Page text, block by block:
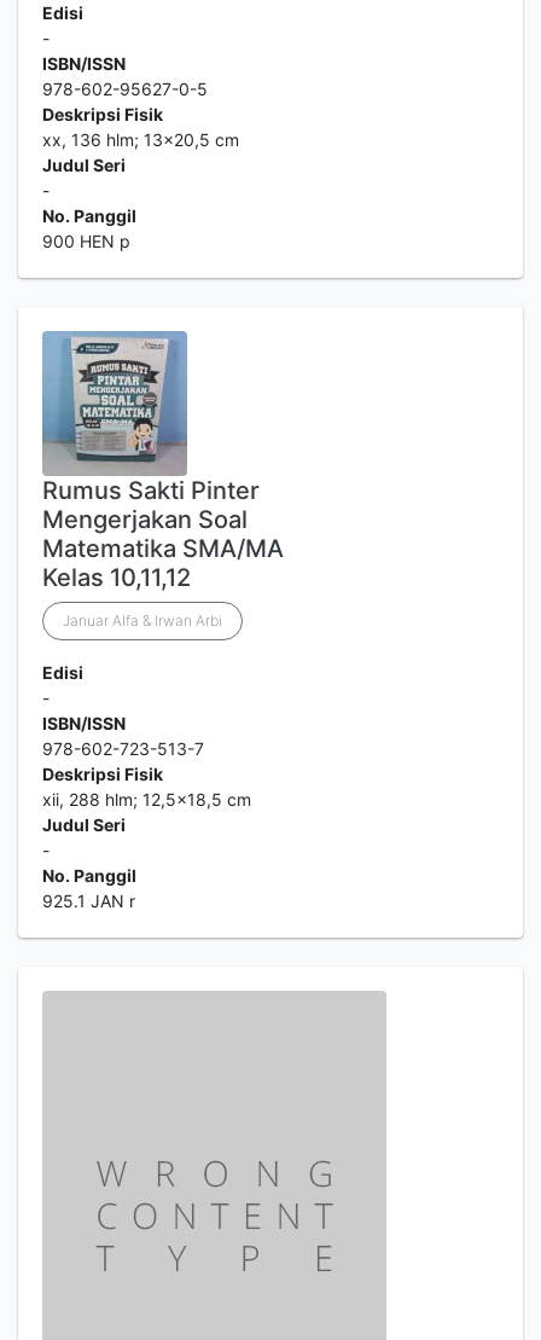
Edisi
-
ISBN/ISSN
978-602-95627-0-5
Deskripsi Fisik
xx, 136 hlm; 13x20,5 cm
Judul Seri
-
No. Panggil
900 HEN p
Rumus Sakti Pinter
Mengerjakan Soal
Matematika SMA/MA
Kelas 10,11,12
Januar Alfa & Irwan Arbi
Edisi
-
ISBN/ISSN
978-602-723-513-7
Deskripsi Fisik
xii, 288 hlm; 12,5x18,5 cm
Judul Seri
-
No. Panggil
925.1 JAN r